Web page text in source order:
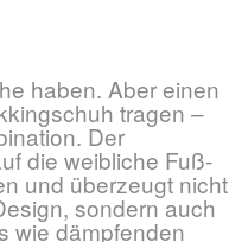
haben. Aber einen
tragen –
Der
die weibliche Fuß-
und überzeugt nicht
sondern auch
wie dämpfenden